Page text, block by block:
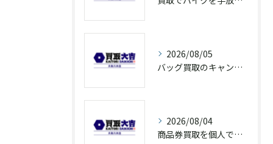
2026/08/05
バッグ買取のキャンペーンで奈良県橿原市でお得に売るための条件と注意点徹底ガイド
2026/08/04
商品券買取を個人で利用する際の奈良県橿原市で知っておきたい高換金ポイント